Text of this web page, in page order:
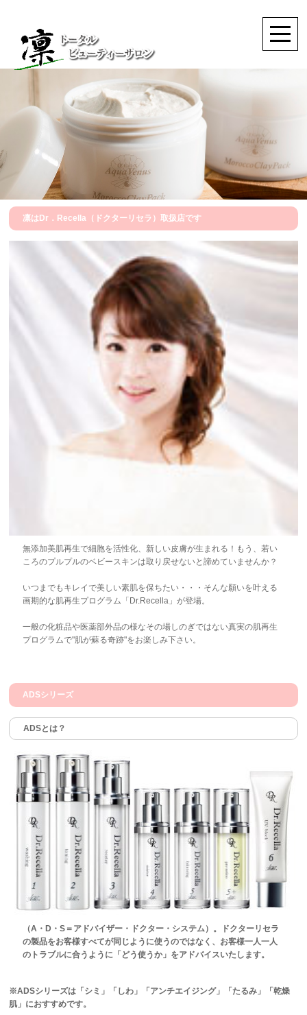
凛はDr．Recella（ドクターリセラ）取扱店です
無添加美肌再生で細胞を活性化、新しい皮膚が生まれる！もう、若い
ころのプルプルのベビースキンは取り戻せないと諦めていませんか？
いつまでもキレイで美しい素肌を保ちたい・・・そんな願いを叶える
画期的な肌再生プログラム「Dr.Recella」が登場。
一般の化粧品や医薬部外品の様なその場しのぎではない真実の肌再生
プログラムで"肌が蘇る奇跡"をお楽しみ下さい。
ADSシリーズ
ADSとは？
（A・D・S＝アドバイザー・ドクター・システム）。ドクターリセラ
の製品をお客様すべてが同じように使うのではなく、お客様一人一人
のトラブルに合うように「どう使うか」をアドバイスいたします。
※ADSシリーズは「シミ」「しわ」「アンチエイジング」「たるみ」「乾燥
肌」におすすめです。